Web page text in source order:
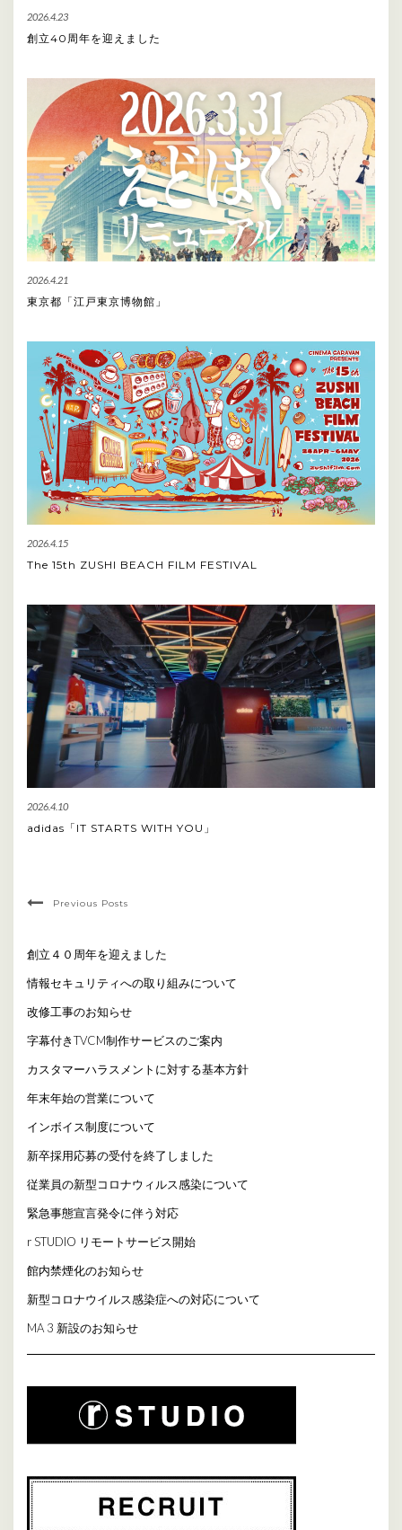
2026.4.23
創立40周年を迎えました
2026.4.21
東京都「江戸東京博物館」
2026.4.15
The 15th ZUSHI BEACH FILM FESTIVAL
2026.4.10
adidas「IT STARTS WITH YOU」
Previous Posts
創立４０周年を迎えました
情報セキュリティへの取り組みについて
改修工事のお知らせ
字幕付きTVCM制作サービスのご案内
カスタマーハラスメントに対する基本方針
年末年始の営業について
インボイス制度について
新卒採用応募の受付を終了しました
従業員の新型コロナウィルス感染について
緊急事態宣言発令に伴う対応
r STUDIO リモートサービス開始
館内禁煙化のお知らせ
新型コロナウイルス感染症への対応について
MA 3 新設のお知らせ